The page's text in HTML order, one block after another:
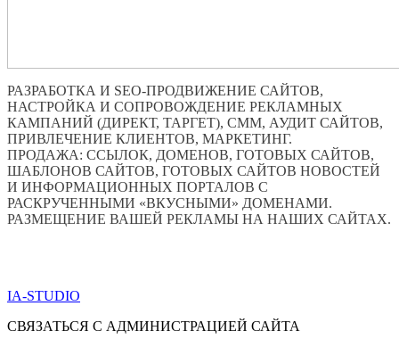
РАЗРАБОТКА И SEO-ПРОДВИЖЕНИЕ САЙТОВ,
НАСТРОЙКА И СОПРОВОЖДЕНИЕ РЕКЛАМНЫХ
КАМПАНИЙ (ДИРЕКТ, ТАРГЕТ), СММ, АУДИТ САЙТОВ,
ПРИВЛЕЧЕНИЕ КЛИЕНТОВ, МАРКЕТИНГ.
ПРОДАЖА: ССЫЛОК, ДОМЕНОВ, ГОТОВЫХ САЙТОВ,
ШАБЛОНОВ САЙТОВ, ГОТОВЫХ САЙТОВ НОВОСТЕЙ
И ИНФОРМАЦИОННЫХ ПОРТАЛОВ С
РАСКРУЧЕННЫМИ «ВКУСНЫМИ» ДОМЕНАМИ.
РАЗМЕЩЕНИЕ ВАШЕЙ РЕКЛАМЫ НА НАШИХ САЙТАХ.
IA-STUDIO
СВЯЗАТЬСЯ С АДМИНИСТРАЦИЕЙ САЙТА